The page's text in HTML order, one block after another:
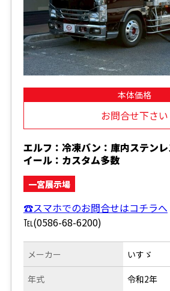
本体価格
お問合せ下さい
エルフ：冷凍バン：庫内ステン
イール：カスタム多数
一宮展示場
☎スマホでのお問合せはコチラへ
℡(0586-68-6200)
メーカー
年式
いすゞ
令和2年